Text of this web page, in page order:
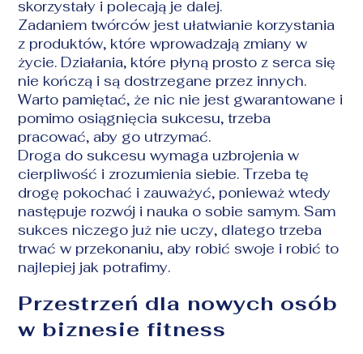
skorzystały i polecają je dalej.
Zadaniem twórców jest ułatwianie korzystania
z produktów, które wprowadzają zmiany w
życie. Działania, które płyną prosto z serca się
nie kończą i są dostrzegane przez innych.
Warto pamiętać, że nic nie jest gwarantowane i
pomimo osiągnięcia sukcesu, trzeba
pracować, aby go utrzymać.
Droga do sukcesu wymaga uzbrojenia w
cierpliwość i zrozumienia siebie. Trzeba tę
drogę pokochać i zauważyć, ponieważ wtedy
następuje rozwój i nauka o sobie samym. Sam
sukces niczego już nie uczy, dlatego trzeba
trwać w przekonaniu, aby robić swoje i robić to
najlepiej jak potrafimy.
Przestrzeń dla nowych osób
w biznesie fitness